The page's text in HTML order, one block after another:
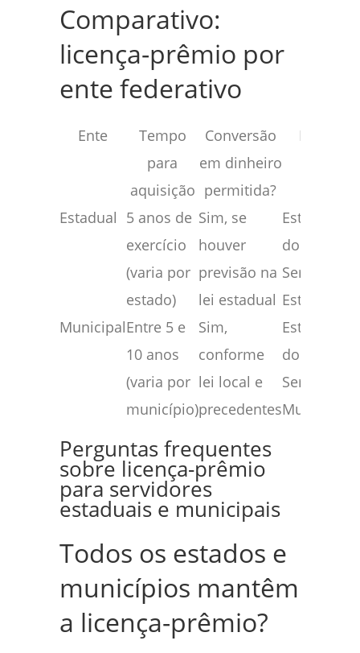
Comparativo:
licença-prêmio por
ente federativo
Ente
Tempo
para
aquisição
Conversão
em dinheiro
permitida?
Base
Estadual 5 anos de
exercício
(varia por
estado)
Sim, se
houver
previsão na
lei estadual
Estatuto
do
Servidor
Estadual
MunicipalEntre 5 e
10 anos
(varia por
município)
Sim,
conforme
lei local e
precedentes
Estatuto
do
Servidor
Municipal
Perguntas frequentes
sobre licença-prêmio
para servidores
estaduais e municipais
Todos os estados e
municípios mantêm
a licença-prêmio?